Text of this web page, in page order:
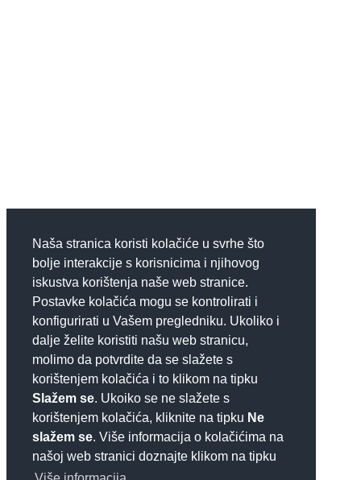
Naša stranica koristi kolačiće u svrhe što
bolje interakcije s korisnicima i njihovog
iskustva korištenja naše web stranice.
Postavke kolačića mogu se kontrolirati i
konfigurirati u Vašem pregledniku. Ukoliko i
dalje želite koristiti našu web stranicu,
molimo da potvrdite da se slažete s
korištenjem kolačića i to klikom na tipku
Slažem se. Ukoiko se ne slažete s
korištenjem kolačića, kliknite na tipku Ne
slažem se. Više informacija o kolačićima na
našoj web stranici doznajte klikom na tipku